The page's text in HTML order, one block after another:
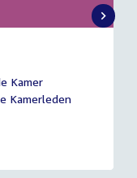
Kamer
Kamerleden